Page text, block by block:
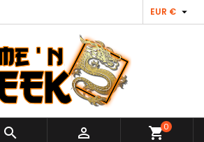
EUR € 
  shopping_cart0